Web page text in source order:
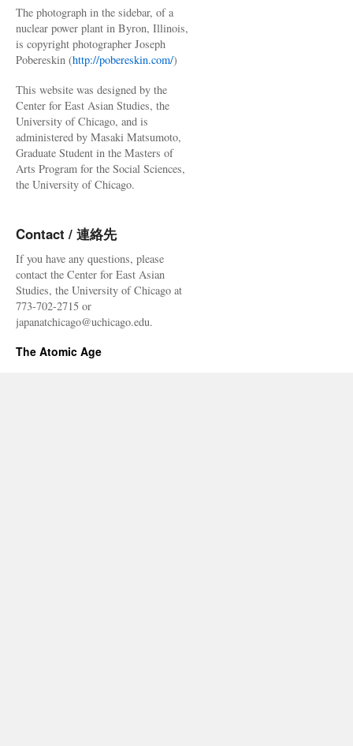
The photograph in the sidebar, of a
nuclear power plant in Byron, Illinois,
is copyright photographer Joseph
Pobereskin (http://pobereskin.com/)
This website was designed by the
Center for East Asian Studies, the
University of Chicago, and is
administered by Masaki Matsumoto,
Graduate Student in the Masters of
Arts Program for the Social Sciences,
the University of Chicago.
Contact / 連絡先
If you have any questions, please
contact the Center for East Asian
Studies, the University of Chicago at
773-702-2715 or
japanatchicago@uchicago.edu.
The Atomic Age